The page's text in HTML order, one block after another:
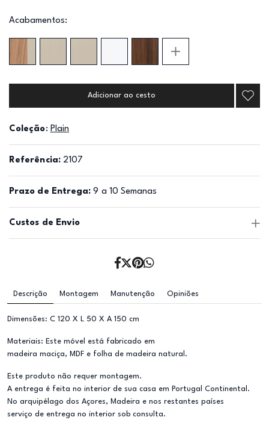
Acabamentos:
Adicionar ao cesto
Coleção: Plain
Referência: 2107
Prazo de Entrega: 9 a 10 Semanas
Custos de Envio
Descrição Montagem Manutenção Opiniões
Dimensões: C 120 X L 50 X A 150 cm
Materiais: Este móvel está fabricado em
madeira maciça, MDF e folha de madeira natural.
Este produto não requer montagem.
A entrega é feita no interior de sua casa em Portugal Continental.
No arquipélago dos Açores, Madeira e nos restantes países
serviço de entrega no interior sob consulta.